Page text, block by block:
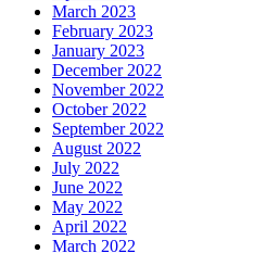
March 2023
February 2023
January 2023
December 2022
November 2022
October 2022
September 2022
August 2022
July 2022
June 2022
May 2022
April 2022
March 2022